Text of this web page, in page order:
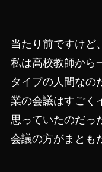
当たり前ですけど
私は高校教師から
タイプの人間なの
業の会議はすごく
思っていたのだっ
会議の方がまとも